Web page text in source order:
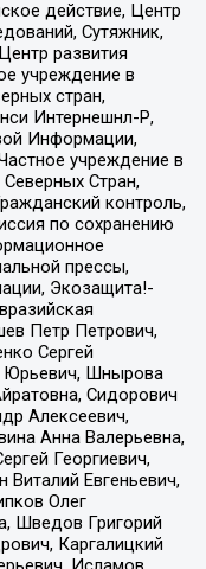
действие, Центр
Сутяжник,
развития
учреждение в
стран,
Интернешнл-Р,
Информации,
учреждение в
Стран,
контроль,
по сохранению
прессы,
Экозащита!-
Петр Петрович,
Сергей
Юрьевич, Шнырова
Сидорович
Алексеевич,
Анна Валерьевна,
Георгиевич,
Евгеньевич,
Олег
Шведов Григорий
Каргалицкий